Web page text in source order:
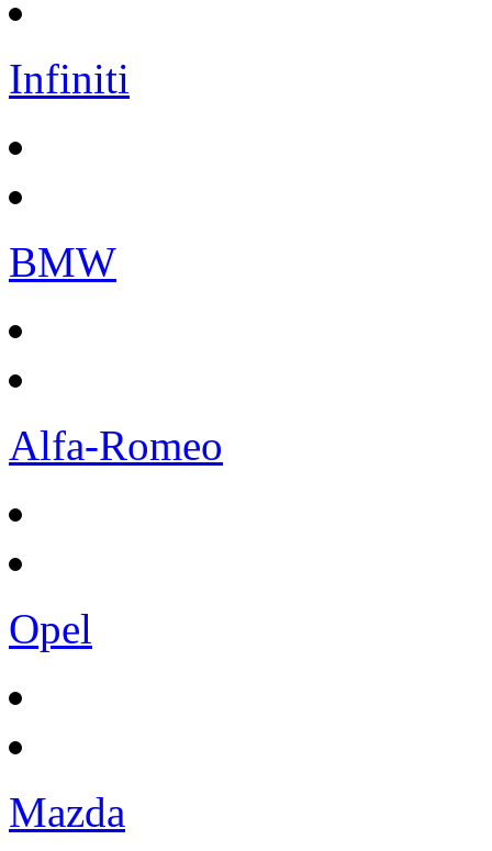
Infiniti
BMW
Alfa-Romeo
Opel
Mazda